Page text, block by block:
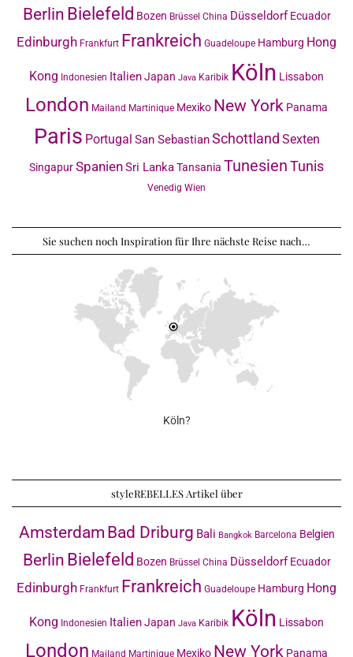
Berlin Bielefeld Bozen Brüssel China Düsseldorf Ecuador
Edinburgh Frankfurt Frankreich Guadeloupe Hamburg Hong
Kong Indonesien ItalienJapan Java Karibik Köln Lissabon
London Mailand Martinique Mexiko New York Panama
Paris Portugal San SebastianSchottland Sexten
SingapurSpanienSri LankaTansania TunesienTunis
Venedig Wien
Sie suchen noch Inspiration für Ihre nächste Reise nach…
Köln?
styleREBELLES Artikel über
Amsterdam Bad Driburg Bali Bangkok Barcelona Belgien
Berlin Bielefeld Bozen Brüssel China Düsseldorf Ecuador
Edinburgh Frankfurt Frankreich Guadeloupe Hamburg Hong
Kong Indonesien ItalienJapan Java Karibik Köln Lissabon
London Mailand Martinique Mexiko New York Panama